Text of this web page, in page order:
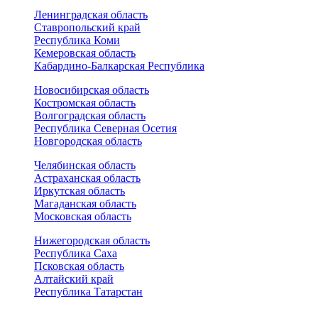
Ленинградская область
Ставропольский край
Республика Коми
Кемеровская область
Кабардино-Балкарская Республика
Новосибирская область
Костромская область
Волгоградская область
Республика Северная Осетия
Новгородская область
Челябинская область
Астраханская область
Иркутская область
Магаданская область
Московская область
Нижегородская область
Республика Саха
Псковская область
Алтайский край
Республика Татарстан